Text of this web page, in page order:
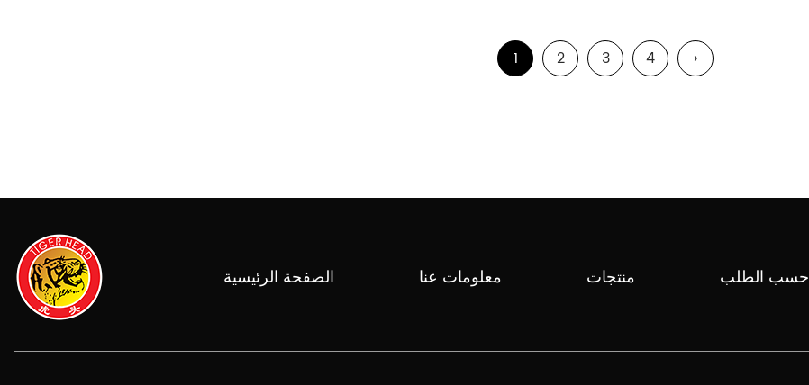
1 2 3 4 ›
الصفحة الرئيسية معلومات عنا منتجات حسب الطلب